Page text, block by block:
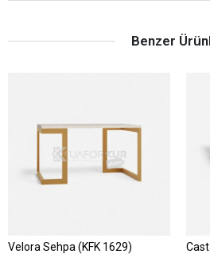
Benzer
Velora Sehpa (KFK 1629)